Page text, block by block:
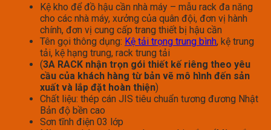
Kệ kho để đồ hậu cần nhà máy – mẫu rack đa năng
cho các nhà máy, xưởng của quân đội, đơn vị hành
chính, đơn vị cung cấp trang thiết bị hậu cần
Tên gọi thông dụng: Kệ tải trọng trung bình, kệ trung
tải, kệ hạng trung, rack trung tải
(3A RACK nhận trọn gói thiết kế riêng theo yêu
cầu của khách hàng từ bản vẽ mô hình đến sản
xuất và lắp đặt hoàn thiện)
Chất liệu: thép cán JIS tiêu chuẩn tương đương Nhật
Bản độ bền cao
Sơn tĩnh điện 03 lớp